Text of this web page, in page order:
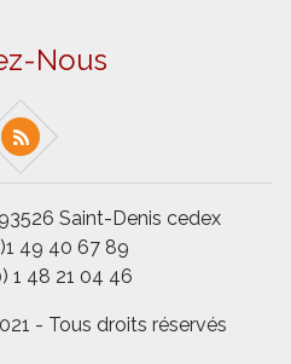
Nous
Saint-Denis cedex
49 40 67 89
1 48 21 04 46
- Tous droits réservés